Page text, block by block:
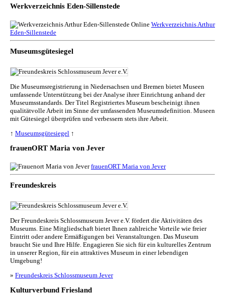
Werkverzeichnis Eden-Sillenstede
Werkverzeichnis Arthur
Eden-Sillenstede
Museumsgütesiegel
Die Museumsregistrierung in Niedersachsen und Bremen bietet Museen
umfassende Unterstützung bei der Analyse ihrer Einrichtung anhand der
Museumsstandards. Der Titel Registriertes Museum bescheinigt ihnen
qualitätvolle Arbeit im Sinne der umfassenden Museumsdefinition. Museen
mit Gütesiegel überprüfen und verbessern stets ihre Arbeit.
↑ Museumsgütesiegel ↑
frauenORT Maria von Jever
frauenORT Maria von Jever
Freundeskreis
Der Freundeskreis Schlossmuseum Jever e.V. fördert die Aktivitäten des
Museums. Eine Mitgliedschaft bietet Ihnen zahlreiche Vorteile wie freier
Eintritt oder andere Ermäßigungen bei Veranstaltungen. Das Museum
braucht Sie und Ihre Hilfe. Engagieren Sie sich für ein kulturelles Zentrum
in unserer Region, für ein attraktives Museum in einer lebendigen
Umgebung!
» Freundeskreis Schlossmuseum Jever
Kulturverbund Friesland